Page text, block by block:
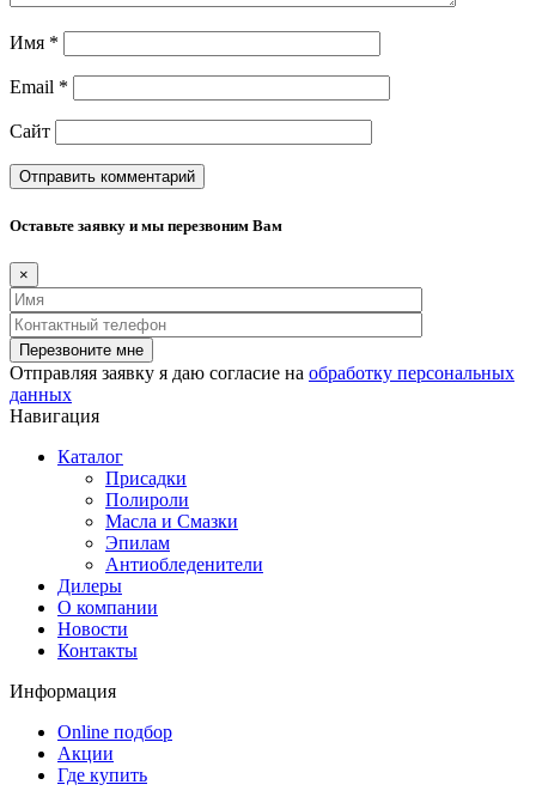
Имя *
Email *
Сайт
Оставьте заявку и мы перезвоним Вам
×
Отправляя заявку я даю согласие на обработку персональных
данных
Навигация
Каталог
Присадки
Полироли
Масла и Смазки
Эпилам
Антиобледенители
Дилеры
О компании
Новости
Контакты
Информация
Online подбор
Акции
Где купить